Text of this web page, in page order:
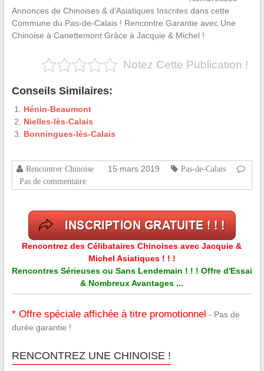
Annonces de Chinoises & d’Asiatiques Inscrites dans cette
Commune du Pas-de-Calais ! Rencontre Garantie avec Une
Chinoise à Canettemont Grâce à Jacquie & Michel !
Notez Cette Publication !
Conseils Similaires:
Hénin-Beaumont
Nielles-lès-Calais
Bonningues-lès-Calais
Rencontrer Chinoise 15 mars 2019
Pas-de-Calais
Pas de commentaire
Rencontrez des Célibataires Chinoises avec Jacquie &
Michel Asiatiques ! ! !
Rencontres Sérieuses ou Sans Lendemain ! ! ! Offre d'Essai
& Nombreux Avantages ...
* Offre spéciale affichée à titre promotionnel - Pas de
durée garantie !
RENCONTREZ UNE CHINOISE !